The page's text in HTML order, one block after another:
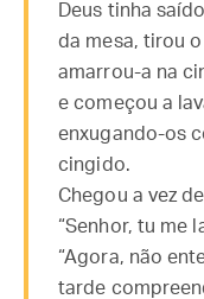
Deus tinha
da mesa, tirou
amarrou-a na
e começou a
enxugando-os
cingido.
Chegou a vez
“Senhor, tu me
“Agora, não
tarde